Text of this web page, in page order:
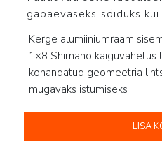
igapäevaseks sõiduks
Kerge alumiiniumraam
1×8 Shimano käiguvahetus
kohandatud geomeetria
mugavaks istumiseks
LISA